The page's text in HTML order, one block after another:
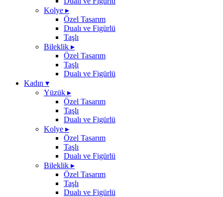
Kolye ▸
Özel Tasarım
Dualı ve Figürlü
Taşlı
Bileklik ▸
Özel Tasarım
Taşlı
Dualı ve Figürlü
Kadın ▾
Yüzük ▸
Özel Tasarım
Taşlı
Dualı ve Figürlü
Kolye ▸
Özel Tasarım
Taşlı
Dualı ve Figürlü
Bileklik ▸
Özel Tasarım
Taşlı
Dualı ve Figürlü